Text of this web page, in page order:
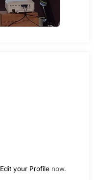
Edit your Profile now.